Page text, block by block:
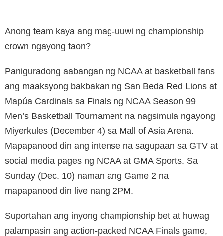
Anong team kaya ang mag-uuwi ng championship
crown ngayong taon?
Paniguradong aabangan ng NCAA at basketball fans
ang maaksyong bakbakan ng San Beda Red Lions at
Mapúa Cardinals sa Finals ng NCAA Season 99
Men’s Basketball Tournament na nagsimula ngayong
Miyerkules (December 4) sa Mall of Asia Arena.
Mapapanood din ang intense na sagupaan sa GTV at
social media pages ng NCAA at GMA Sports. Sa
Sunday (Dec. 10) naman ang Game 2 na
mapapanood din live nang 2PM.
Suportahan ang inyong championship bet at huwag
palampasin ang action-packed NCAA Finals game,